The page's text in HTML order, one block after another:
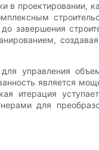
в проектировании,
завершения
управления
является
итерация
для